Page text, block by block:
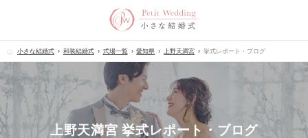
小さな結婚式 和装結婚式 式場一覧 愛知県 上野天満宮 挙式レポート・ブログ
上野天満宮 挙式レポート・ブログ